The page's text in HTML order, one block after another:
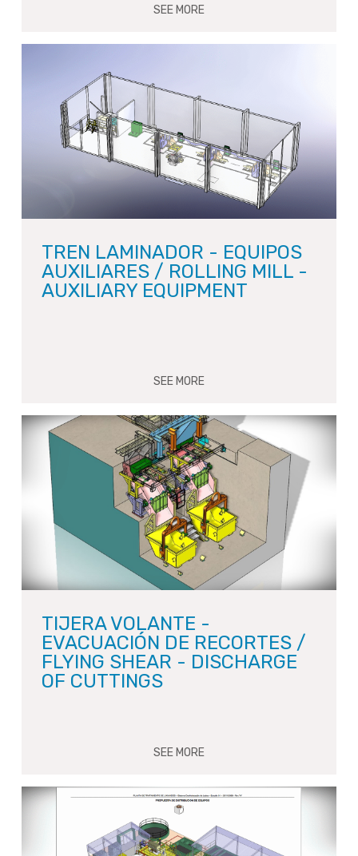
SEE MORE
TREN LAMINADOR - EQUIPOS
AUXILIARES / ROLLING MILL -
AUXILIARY EQUIPMENT
SEE MORE
TIJERA VOLANTE -
EVACUACIÓN DE RECORTES /
FLYING SHEAR - DISCHARGE
OF CUTTINGS
SEE MORE